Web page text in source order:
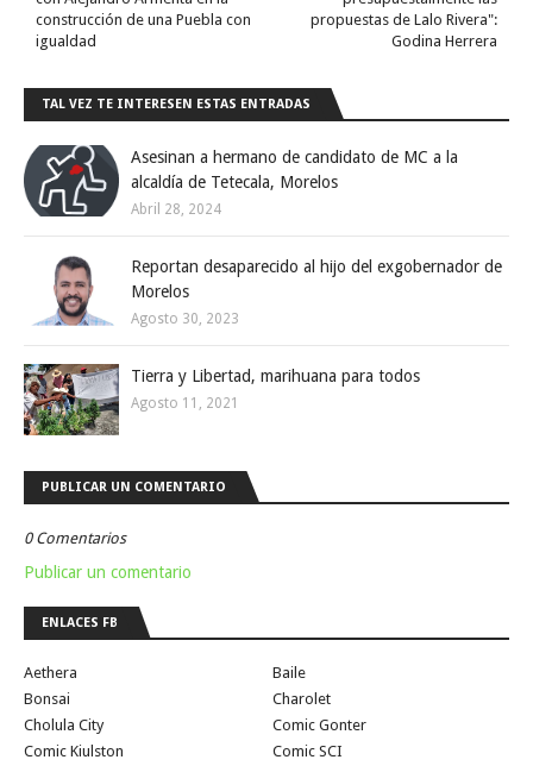
propuestas de Lalo Rivera":
Godina Herrera
construcción de una Puebla con
igualdad
TAL VEZ TE INTERESEN ESTAS ENTRADAS
Asesinan a hermano de candidato de MC a la
alcaldía de Tetecala, Morelos
Abril 28, 2024
Reportan desaparecido al hijo del exgobernador de
Morelos
Agosto 30, 2023
Tierra y Libertad, marihuana para todos
Agosto 11, 2021
PUBLICAR UN COMENTARIO
0 Comentarios
Publicar un comentario
ENLACES FB
Aethera
Baile
Bonsai
Charolet
Cholula City
Comic Gonter
Comic Kiulston
Comic SCI